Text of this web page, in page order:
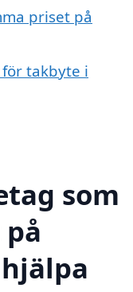
priset på
takbyte i
som